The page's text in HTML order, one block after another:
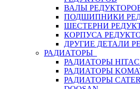
ВАЛЫ
ПОДШИПНИКИ
ШЕСТЕРНИ
КОРПУСА
ДРУГИЕ ДЕТАЛИ
РАДИАТОРЫ
РАДИАТОРЫ
РАДИАТОРЫ
РАДИАТОРЫ